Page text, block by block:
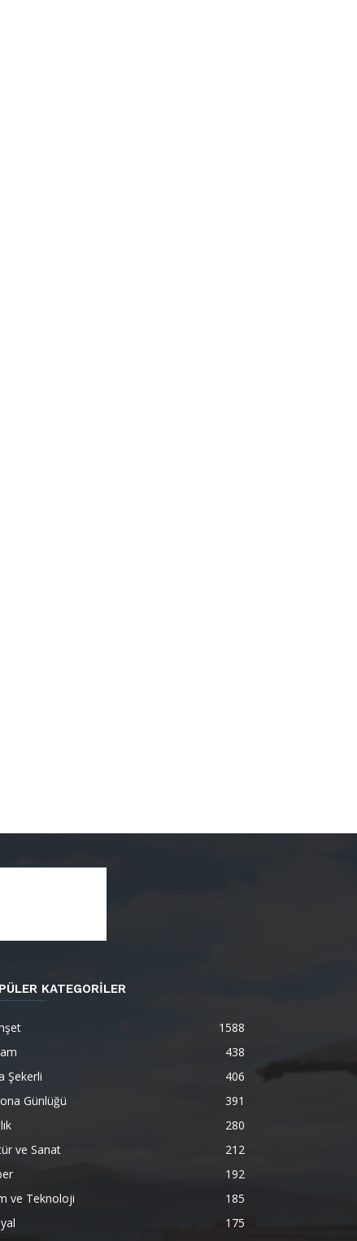
KATEGORİLER
1588
438
Şekerli
406
Günlüğü
391
280
ve Sanat
212
192
ve Teknoloji
185
175